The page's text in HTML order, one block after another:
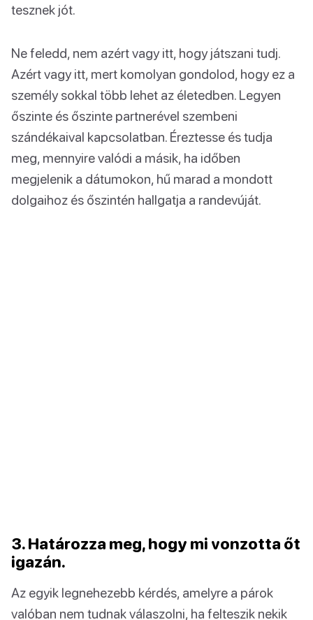
tesznek jót.
Ne feledd, nem azért vagy itt, hogy játszani tudj.
Azért vagy itt, mert komolyan gondolod, hogy ez a
személy sokkal több lehet az életedben. Legyen
őszinte és őszinte partnerével szembeni
szándékaival kapcsolatban. Éreztesse és tudja
meg, mennyire valódi a másik, ha időben
megjelenik a dátumokon, hű marad a mondott
dolgaihoz és őszintén hallgatja a randevúját.
3. Határozza meg, hogy mi vonzotta őt
igazán.
Az egyik legnehezebb kérdés, amelyre a párok
valóban nem tudnak válaszolni, ha felteszik nekik